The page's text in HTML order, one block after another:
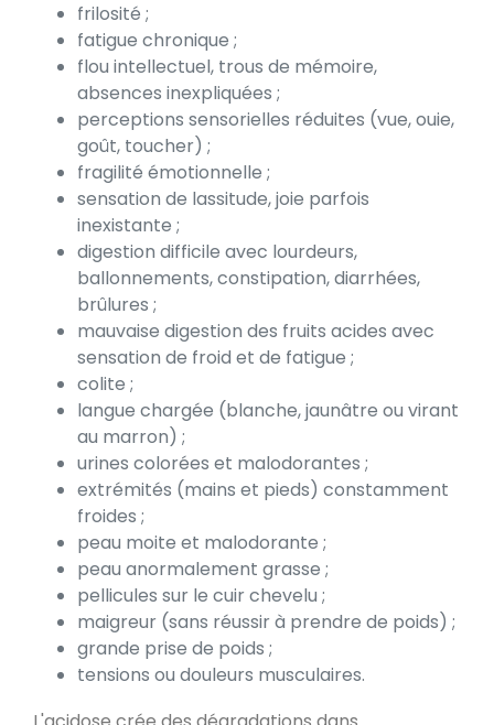
frilosité ;
fatigue chronique ;
flou intellectuel, trous de mémoire,
absences inexpliquées ;
perceptions sensorielles réduites (vue, ouie,
goût, toucher) ;
fragilité émotionnelle ;
sensation de lassitude, joie parfois
inexistante ;
digestion difficile avec lourdeurs,
ballonnements, constipation, diarrhées,
brûlures ;
mauvaise digestion des fruits acides avec
sensation de froid et de fatigue ;
colite ;
langue chargée (blanche, jaunâtre ou virant
au marron) ;
urines colorées et malodorantes ;
extrémités (mains et pieds) constamment
froides ;
peau moite et malodorante ;
peau anormalement grasse ;
pellicules sur le cuir chevelu ;
maigreur (sans réussir à prendre de poids) ;
grande prise de poids ;
tensions ou douleurs musculaires.